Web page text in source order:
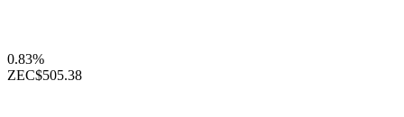
0.83%
ZEC$505.38